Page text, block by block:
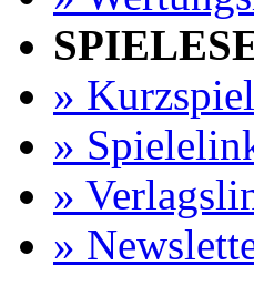
»
»
»
»